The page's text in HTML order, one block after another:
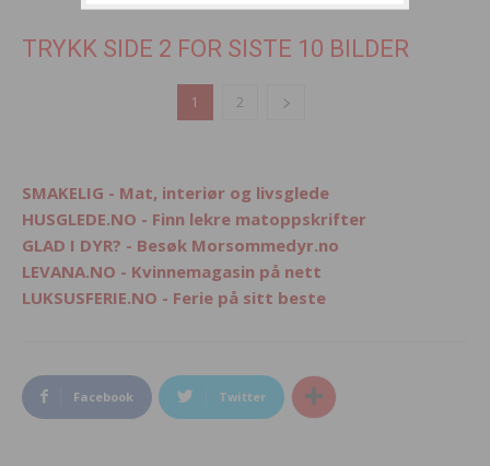
TRYKK SIDE 2 FOR SISTE 10 BILDER
1 2
SMAKELIG - Mat, interiør og livsglede
HUSGLEDE.NO - Finn lekre matoppskrifter
GLAD I DYR? - Besøk Morsommedyr.no
LEVANA.NO - Kvinnemagasin på nett
LUKSUSFERIE.NO - Ferie på sitt beste
Facebook Twitter